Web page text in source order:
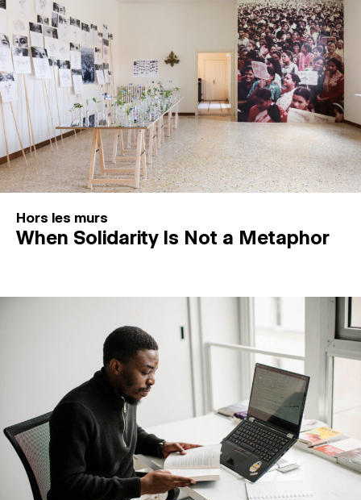
Hors les murs
When Solidarity Is Not a Metaphor